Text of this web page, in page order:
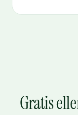
Gratis